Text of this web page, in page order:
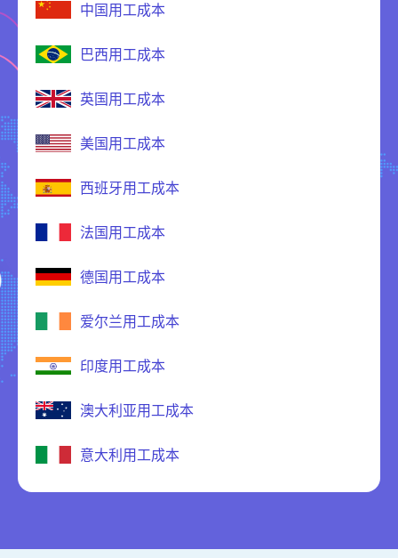
中国用工成本
巴西用工成本
英国用工成本
美国用工成本
西班牙用工成本
法国用工成本
德国用工成本
爱尔兰用工成本
印度用工成本
澳大利亚用工成本
意大利用工成本